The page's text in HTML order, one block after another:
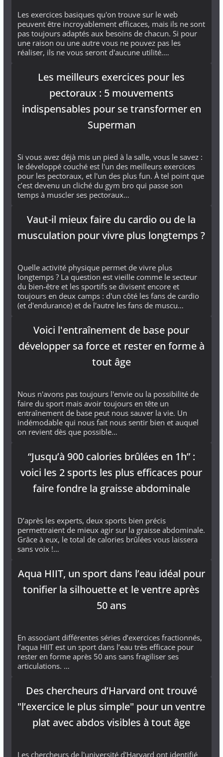
Les exercices basiques qu'on trouve sur le web
peuvent être incroyablement efficaces, mais ils ne sont
pas toujours adaptés aux besoins de chacun. Si pour
une raison ou une autre vous ne pouvez pas les
réaliser, ils ne vous seront d'aucune utilité.…
Les meilleurs exercices pour les
pectoraux : 5 mouvements
indispensables pour se transformer en
Superman
Si vous avez déjà mis un pied à la salle, vous le savez :
le développé couché est l'un des meilleurs exercices
pour les pectoraux, et l'un des plus fun. À tel point que
c’est devenu un cliché du gym bro qui passe son
temps à muscler ses pectoraux…
Vaut-il mieux faire du cardio ou de la
musculation pour vivre plus longtemps ?
Quelle activité physique permet de vivre plus
longtemps ? La question est vieille comme le secteur
du bien-être et les sportifs se divisent encore et
toujours en deux camps : d'un côté les fans de cardio
(et d'endurance) et de l'autre les fans de muscu…
Voici l'entraînement de base pour
développer sa force et rester en forme à
tout âge
Nous n'avons pas toujours l'envie ou la possibilité de
faire du sport mais avoir toujours en tête un
entraînement de base peut nous sauver la vie. Un
indémodable qui nous fait nous sentir bien et auquel
on revient dès que possible…
“Jusqu’à 900 calories brûlées en 1h” :
voici les 2 sports les plus efficaces pour
faire fondre la graisse abdominale
D’après les experts, deux sports bien précis
permettraient de mieux agir sur la graisse abdominale.
Grâce à eux, le total de calories brûlées vous laissera
sans voix !…
Aqua HIIT, un sport dans l’eau idéal pour
tonifier la silhouette et le ventre après
50 ans
En associant différentes séries d’exercices fractionnés,
l’aqua HIIT est un sport dans l’eau très efficace pour
rester en forme après 50 ans sans fragiliser ses
articulations. …
Des chercheurs d’Harvard ont trouvé
"l’exercice le plus simple" pour un ventre
plat avec abdos visibles à tout âge
Les chercheurs de l'université d'Harvard ont identifié